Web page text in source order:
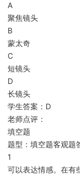
A
聚焦镜头
B
蒙太奇
C
短镜头
D
长镜头
学生答案：D
老师点评：
填空题
题型：填空题客观题
1
可以表达情感。在有